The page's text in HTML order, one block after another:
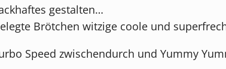
gestalten…
Brötchen witzige coole und
Speed zwischendurch und Yummy